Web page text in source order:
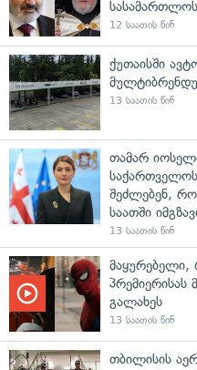
სასამართლოს
12 საათის წინ
ქუთაისში
13 საათის წინ
თამარ
შეძლებენ,
საათში
13 საათის წინ
მაყურებელი,
გალახეს
13 საათის წინ
თბილისის